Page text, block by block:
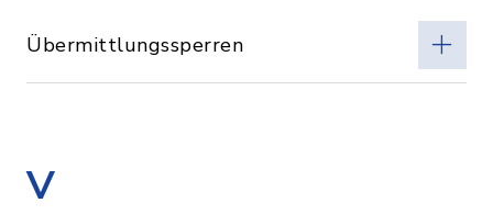
Übermittlungssperren
V